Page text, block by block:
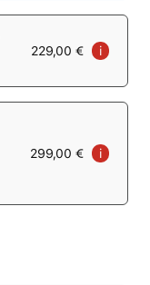
229,00 € i
299,00 € i